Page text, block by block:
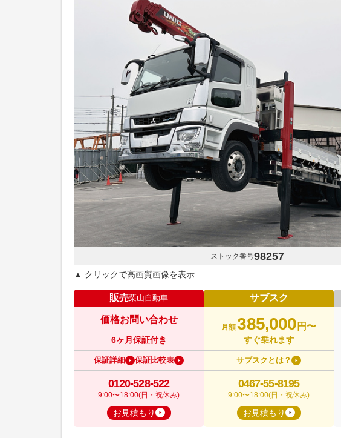
ストック番号98257
▲ クリックで高画質画像を表示
販売栗山自動車
価格お問い合わせ
6ヶ月保証付き
保証詳細 保証比較表
0120-528-522
9:00〜18:00(日・祝休み)
お見積もり
サブスク
月額385,000 円〜
すぐ乗れます
サブスクとは？
0467-55-8195
9:00〜18:00(日・祝休み)
お見積もり